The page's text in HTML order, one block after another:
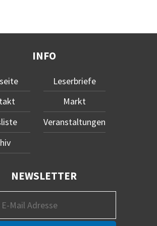
INFO
Leserbriefe
Markt
Veranstaltungen
NEWSLETTER